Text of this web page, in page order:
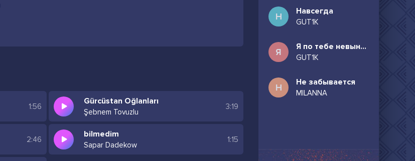
1:56
Gürcüstan Oğlanları
Şebnem Tovuzlu
3:19
2:46
bilmedim
Sapar Dadekow
1:15
Н Навсегда
GUT1K
Я Я по тебе невыносимо скучаю
GUT1K
Н Не забывается
MILANNA